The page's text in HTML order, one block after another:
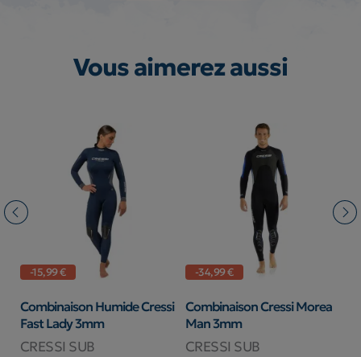
Vous aimerez aussi
-15,99 €
Combinaison Humide Cressi
Fast Lady 3mm
CRESSI SUB
-34,99 €
Combinaison Cressi Morea
Man 3mm
CRESSI SUB